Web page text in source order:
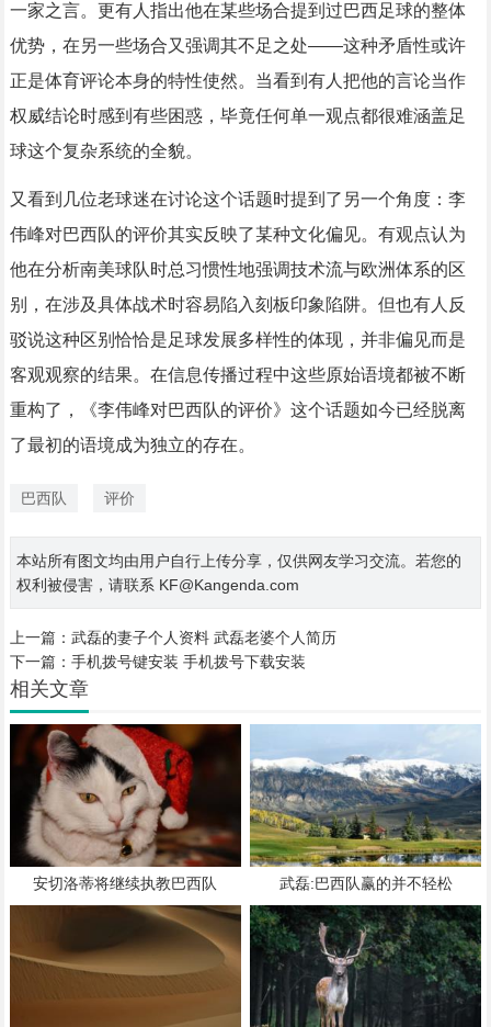
一家之言。更有人指出他在某些场合提到过巴西足球的整体
优势，在另一些场合又强调其不足之处——这种矛盾性或许
正是体育评论本身的特性使然。当看到有人把他的言论当作
权威结论时感到有些困惑，毕竟任何单一观点都很难涵盖足
球这个复杂系统的全貌。
又看到几位老球迷在讨论这个话题时提到了另一个角度：李
伟峰对巴西队的评价其实反映了某种文化偏见。有观点认为
他在分析南美球队时总习惯性地强调技术流与欧洲体系的区
别，在涉及具体战术时容易陷入刻板印象陷阱。但也有人反
驳说这种区别恰恰是足球发展多样性的体现，并非偏见而是
客观观察的结果。在信息传播过程中这些原始语境都被不断
重构了，《李伟峰对巴西队的评价》这个话题如今已经脱离
了最初的语境成为独立的存在。
巴西队 评价
本站所有图文均由用户自行上传分享，仅供网友学习交流。若您的
权利被侵害，请联系 KF@Kangenda.com
上一篇： 武磊的妻子个人资料 武磊老婆个人简历
下一篇： 手机拨号键安装 手机拨号下载安装
相关文章
安切洛蒂将继续执教巴西队 武磊:巴西队赢的并不轻松